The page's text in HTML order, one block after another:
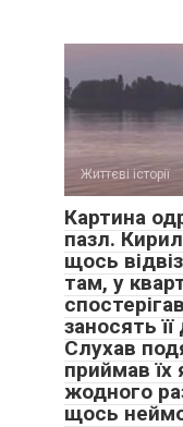
Життєві історії
Картина
пазл.
щось
там, у
заносять її
Слухав
приймав їх
жодного
щось